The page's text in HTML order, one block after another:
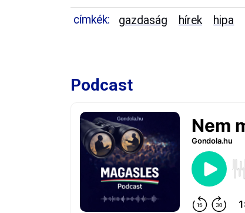
címkék: gazdaság hírek hipa
Podcast